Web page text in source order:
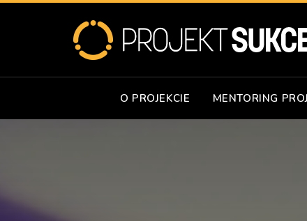
O PROJEKCIE MENTORING